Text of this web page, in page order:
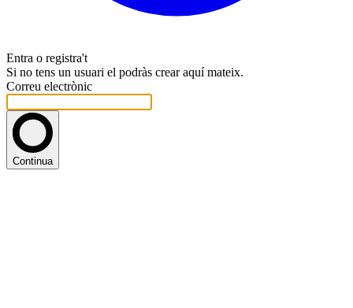
Entra o registra't
Si no tens un usuari el podràs crear aquí mateix.
Correu electrònic
Continua